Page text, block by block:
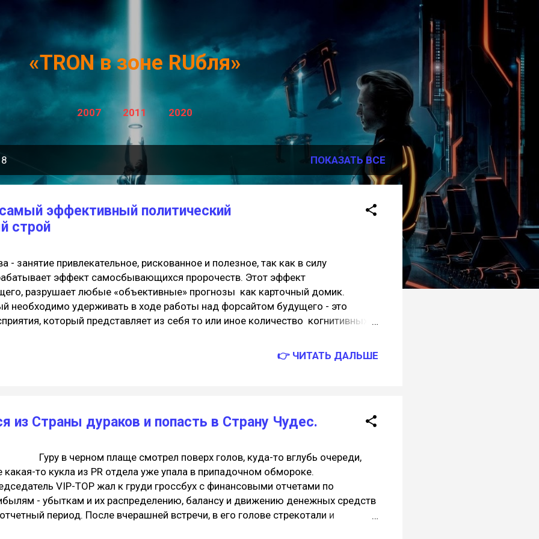
«TRON в зоне RUбля»
2007 2011 2020
ПОКАЗАТЬ ВСЕ
эффективный политический
строй
- занятие привлекательное, рискованное и полезное, так как в силу
эффект самосбывающихся пророчеств. Этот эффект
разрушает любые «объективные» прогнозы как карточный домик.
необходимо удерживать в ходе работы над форсайтом будущего - это
который представляет из себя то или иное количество когнитивных
сидящий в мягком кресле каких-нибудь провластных институтов слышит
шум Японского моря порождает совсем другие мысли. Кто-то
👉 ЧИТАТЬ ДАЛЬШЕ
из Страны дураков и попасть в Страну Чудес.
в черном плаще смотрел поверх голов, куда-то вглубь очереди,
какая-то кукла из PR отдела уже упала в припадочном обмороке.
VIP-TOP жал к груди гроссбух с финансовыми отчетами по
- убыткам и их распределению, балансу и движению денежных средств
период. После вчерашней встречи, в его голове стрекотали и